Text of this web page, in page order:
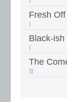
Fresh
Black-ish
The